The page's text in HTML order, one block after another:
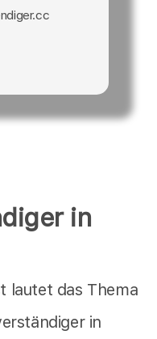
in
lautet das Thema
in